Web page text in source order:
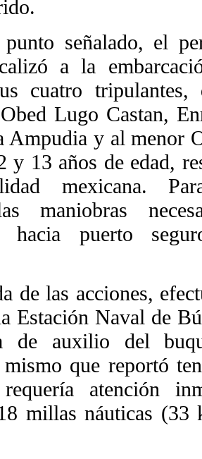
señalado, el
a la
cuatro tripulantes,
Lugo Castan,
Ampudia y al menor
y 13 años de edad,
mexicana.
maniobras
hacia puerto
de las acciones,
Estación Naval de
de auxilio del
que reportó
atención
millas náuticas (33